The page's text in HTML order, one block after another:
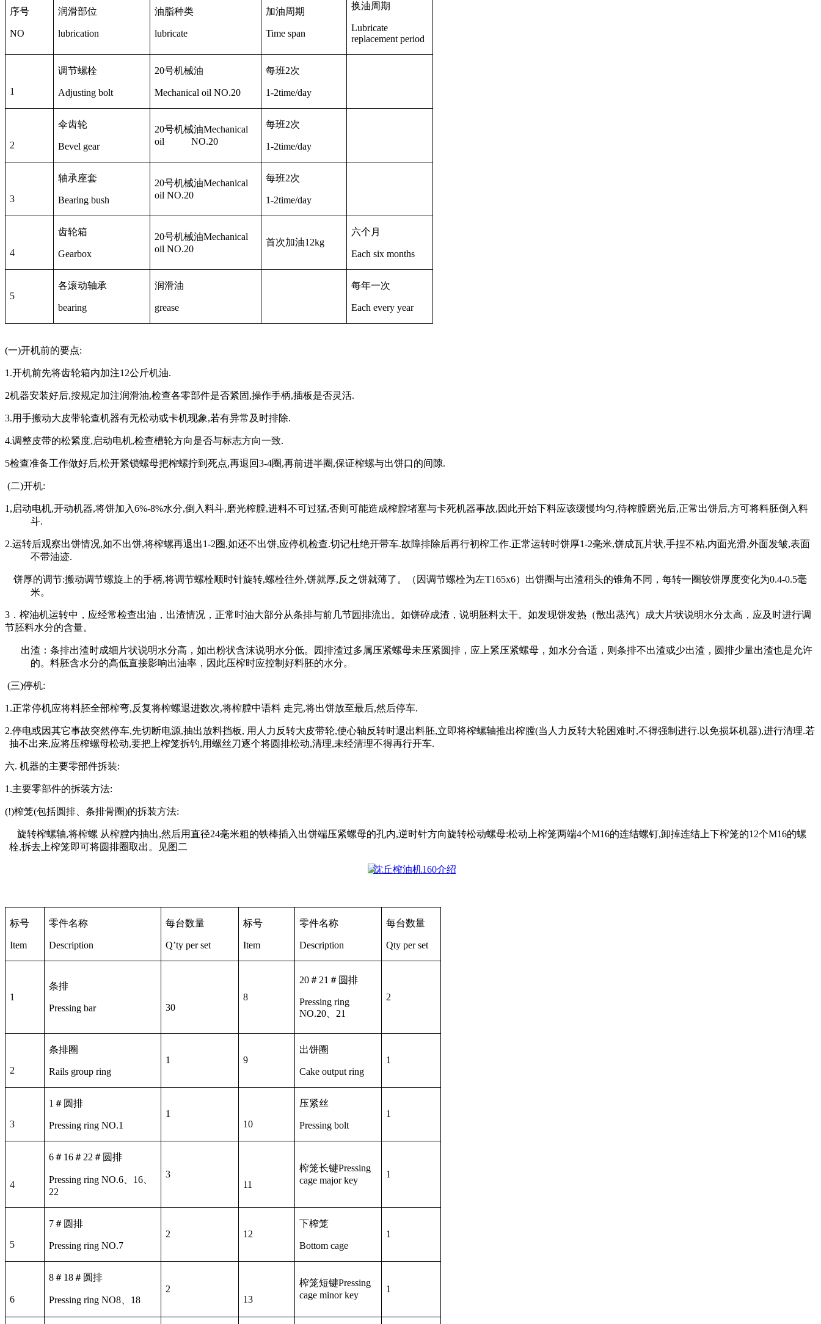
序号
NO
润滑部位
lubrication
油脂种类
lubricate
加油周期
Time span
换油周期
Lubricate
replacement period
1
调节螺栓
Adjusting bolt
20号机械油
Mechanical oil NO.20
每班2次
1-2time/day
2
伞齿轮
Bevel gear
20号机械油Mechanical
oil NO.20
每班2次
1-2time/day
3
轴承座套
Bearing bush
20号机械油Mechanical
oil NO.20
每班2次
1-2time/day
4
齿轮箱
Gearbox
20号机械油Mechanical
oil NO.20
首次加油12kg
六个月
Each six months
5
各滚动轴承
bearing
润滑油
grease
每年一次
Each every year
(一)开机前的要点:
1.开机前先将齿轮箱内加注12公斤机油.
2机器安装好后,按规定加注润滑油,检查各零部件是否紧固 ,操作手柄,插板是否灵活.
3.用手搬动大皮带轮查机器有无松动或卡机现象,若有异常及时排除.
4.调整皮带的松紧度, 启动电机,检查槽轮方向是否与标志方向一致.
5检查准备工作做好后,松开紧锁螺母把榨螺拧到死点,再退回3-4圈,再前进半圈,保证榨螺与出饼口的间隙.
(二)开机:
1, 启动电机,开动机器,将饼加入6%-8%水分,倒入料斗,磨光榨膛,进料不可过猛,否则可能造成榨膛堵塞与卡死机器事故,因此开始下料应该缓慢均匀,待榨膛磨光后,正常出饼后,方可将料胚倒入料
斗.
2.运转后观察出饼情况,如不出饼,将榨螺再退出1-2圈,如还不出饼,应停机检查.切记杜绝开带车.故障排除后再行初榨工作.正常运转时饼厚1-2毫米,饼成瓦片状,手捏不粘,内面光滑,外面发皱,表面
不带油迹.
饼厚的调节:搬动调节螺旋上的手柄,将调节螺栓顺时针旋转,螺栓往外,饼就厚,反之饼就薄了。（因调节螺栓为左T165x6）出饼圈与出渣稍头的锥角不同，每转一圈较饼厚度变化为0.4-0.5毫
米。
3 ．榨油机运转中，应经常检查出油，出渣情况，正常时油大部分从条排与前几节园排流出。如饼碎成渣，说明胚料太干。如发现饼发热（散出蒸汽）成大片状说明水分太高，应及时进行调
节胚料水分的含量。
出渣：条排出渣时成细片状说明水分高，如出粉状含沫说明水分低。园排渣过多属压紧螺母未压紧圆排，应上紧压紧螺母，如水分合适，则条排不出渣或少出渣，圆排少量出渣也是允许
的。料胚含水分的高低直接影响出油率，因此压榨时应控制好料胚的水分。
(三)停机:
1.正常停机应将料胚全部榨弯,反复将榨螺退进数次,将榨膛中语料 走完,将出饼放至最后,然后停车.
2.停电或因其它事故突然停车,先切断电源,抽出放料挡板, 用人力反转大皮带轮,使心轴反转时退出料胚,立即将榨螺轴推出榨膛(当人力反转大轮困难时,不得强制进行. 以免损坏机器),进行清理.若
抽不出来,应将压榨螺母松动,要把上榨笼拆钓,用螺丝刀逐个将圆排松动,清理,未经清理不得再行开车.
六. 机器的主要零部件拆装:
1.主要零部件的拆装方法:
(!)榨笼(包括圆排、条排骨圈)的拆装方法:
旋转榨螺轴,将榨螺 从榨膛内抽出,然后用直径24毫米粗的铁棒插入出饼端压紧螺母的孔内,逆时针方向旋转松动螺母:松动上榨笼两端4个M16的连结螺钉,卸掉连结上下榨笼的12个M16的螺
栓,拆去上榨笼即可将圆排圈取出。见图二
标号
Item
零件名称
Description
每台数量
Q’ty per set
标号
Item
零件名称
Description
每台数量
Qty per set
1
条排
Pressing bar 30
8
20＃ 21 ＃圆排
Pressing ring
NO.20
21
2
2
条排圈
Rails group ring
1 9
出饼圈
Cake output ring
1
3
1 ＃圆排
Pressing ring NO.1
1
10
压紧丝
Pressing bolt
1
4
6＃ 16＃ 22 ＃圆排
Pressing ring NO.6 16
22
3
11
榨笼长键Pressing
cage major key
1
5
7＃圆排
Pressing ring NO.7
2 12
下榨笼
Bottom cage
1
6
8＃ 18＃圆排
Pressing ring NO8 18
2
13
榨笼短键Pressing
cage minor key
1